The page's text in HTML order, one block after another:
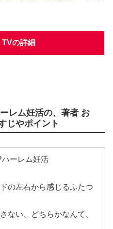
TVの詳細
レム妊活の、著者 お
じやポイント
ーレム妊活
の左右から感じるふたつ
ない、どちらかなんて、